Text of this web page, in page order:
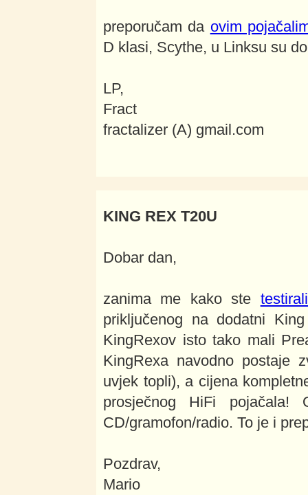
preporučam da ovim
D klasi, Scythe, u Linksu su
LP,
Fract
fractalizer (A) gmail.com
KING REX T20U
Dobar dan,
zanima me kako ste
priključenog na dodatni
KingRexov isto tako mali
KingRexa navodno postaje
uvjek topli), a cijena
prosječnog HiFi
CD/gramofon/radio. To je i
Pozdrav,
Mario